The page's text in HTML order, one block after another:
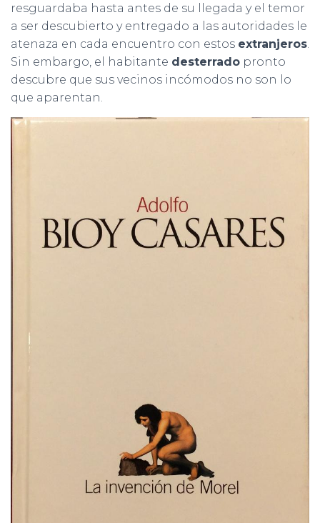
resguardaba hasta antes de su llegada y el temor
a ser descubierto y entregado a las autoridades le
atenaza en cada encuentro con estos extranjeros.
Sin embargo, el habitante desterrado pronto
descubre que sus vecinos incómodos no son lo
que aparentan.